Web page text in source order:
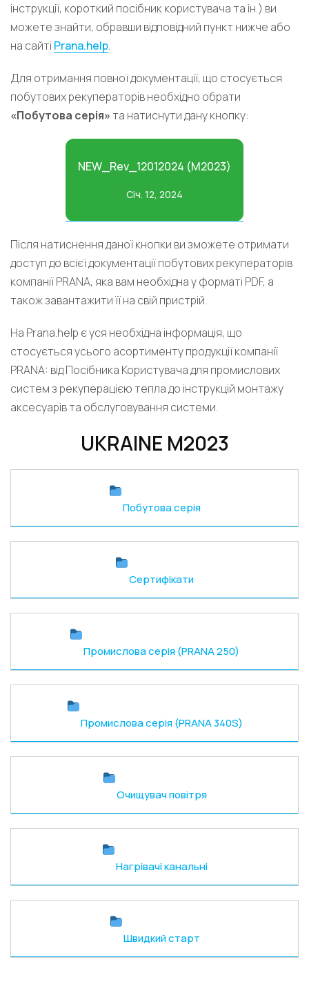
інструкції, короткий посібник користувача та ін.) ви
можете знайти, обравши відповідний пункт нижче або
на сайті Prana.help.
Для отримання повної документації, що стосується
побутових рекуператорів необхідно обрати
«Побутова серія» та натиснути дану кнопку:
NEW_Rev_12012024 (M2023)
Січ. 12, 2024
Після натиснення даної кнопки ви зможете отримати
доступ до всієї документації побутових рекуператорів
компанії PRANA, яка вам необхідна у форматі PDF, а
також завантажити її на свій пристрій.
На Prana.help є уся необхідна інформація, що
стосується усього асортименту продукції компанії
PRANA: від Посібника Користувача для промислових
систем з рекуперацією тепла до інструкцій монтажу
аксесуарів та обслуговування системи.
UKRAINE M2023
Побутова серія
Сертифікати
Промислова серія (PRANA 250)
Промислова серія (PRANA 340S)
Очищувач повітря
Нагрівачі канальні
Швидкий старт